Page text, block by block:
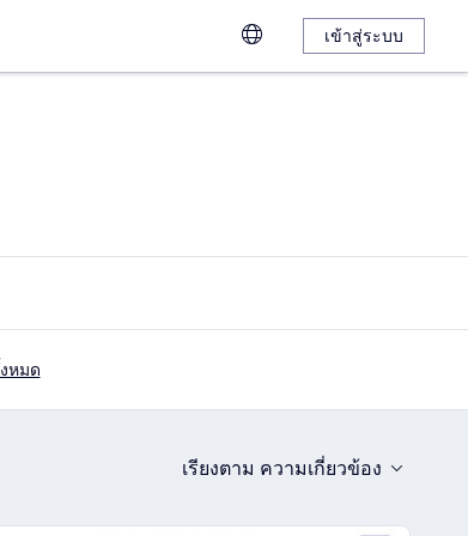
เข้าสู่ระบบ
หมด
เรียงตาม ความเกี่ยวข้อง